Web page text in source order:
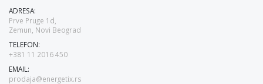
ADRESA:
Prve Pruge 1d,
Zemun, Novi Beograd
TELEFON:
+381 11 2016 450
EMAIL:
prodaja@energetix.rs